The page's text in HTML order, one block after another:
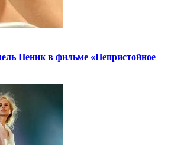
Пеник в фильме «Непристойное